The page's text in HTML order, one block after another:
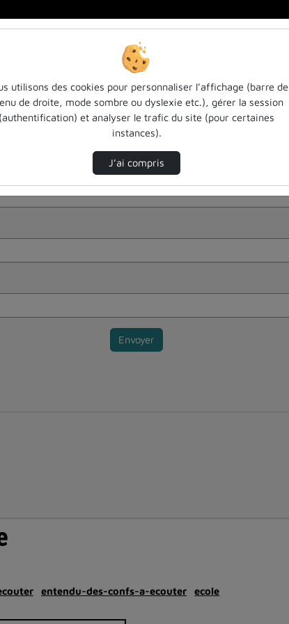
Envoyer
entendu-des-confs-a-ecouter ecole
utilisons des cookies pour personnaliser l’affichage (barre de
de droite, mode sombre ou dyslexie etc.), gérer la session
(authentification) et analyser le trafic du site (pour certaines
instances).
J’ai compris